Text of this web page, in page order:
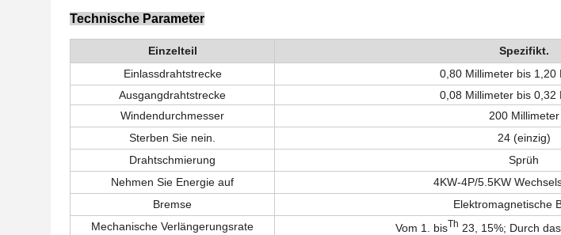
Technische Parameter
Einzelteil
Spezifikt.
Einlassdrahtstrecke
0,80 Millimeter bis 1,20
Ausgangdrahtstrecke
0,08 Millimeter bis 0,32
Windendurchmesser
200 Millimeter
Sterben Sie nein.
24 (einzig)
Drahtschmierung
Sprüh
Nehmen Sie Energie auf
4KW-4P/5.5KW
Bremse
Elektromagnetische
Mechanische Verlängerungsrate
Vom 1. bisTh 23, 15%; Durch